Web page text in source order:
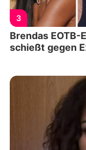
3
Brendas
schießt gegen